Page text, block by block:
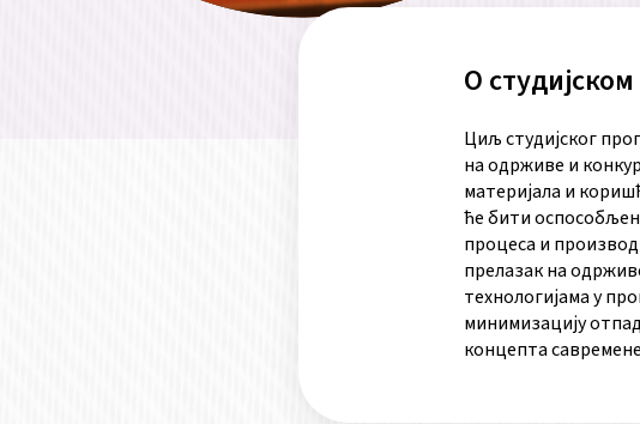
О
Циљ студијског
на одрживе и
материјала и
ће бити
процеса и
прелазак на
технологијама у
минимизацију
концепта